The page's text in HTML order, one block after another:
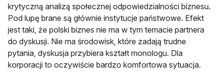
krytyczną analizą społecznej odpowiedzialności biznesu.
Pod lupę brane są głównie instytucje państwowe. Efekt
jest taki, że polski biznes nie ma w tym temacie partnera
do dyskusji. Nie ma środowisk, które zadają trudne
pytania, dyskusja przybiera kształt monologu. Dla
korporacji to oczywiście bardzo komfortowa sytuacja.